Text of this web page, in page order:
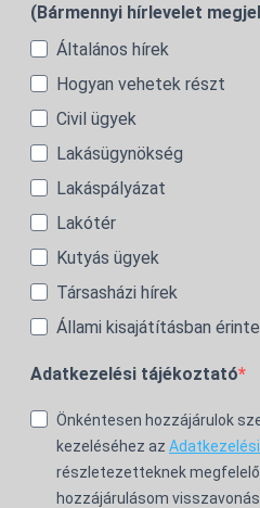
(Bármennyi hírlevelet
Általános hírek
Hogyan vehetek részt
Civil ügyek
Lakásügynökség
Lakáspályázat
Lakótér
Kutyás ügyek
Társasházi hírek
Állami kisajátításban
Adatkezelési tájékoztató
Önkéntesen hozzájárulok
kezeléséhez az
részletezetteknek
hozzájárulásom